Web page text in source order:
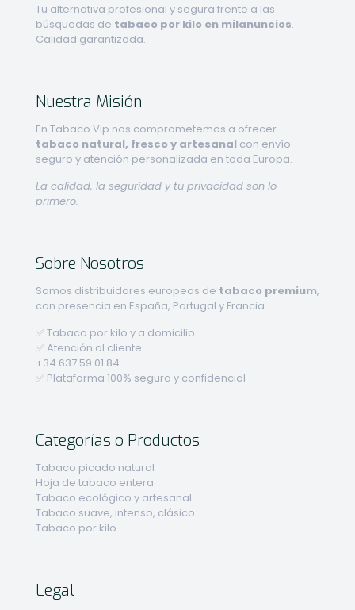
Tu alternativa profesional y segura frente a las
búsquedas de tabaco por kilo en milanuncios.
Calidad garantizada.
Nuestra Misión
En Tabaco.Vip nos comprometemos a ofrecer
tabaco natural, fresco y artesanal con envío
seguro y atención personalizada en toda Europa.
La calidad, la seguridad y tu privacidad son lo
primero.
Sobre Nosotros
Somos distribuidores europeos de tabaco premium,
con presencia en España, Portugal y Francia.
✅ Tabaco por kilo y a domicilio
✅ Atención al cliente:
+34 637 59 01 84
✅ Plataforma 100% segura y confidencial
Categorías o Productos
Tabaco picado natural
Hoja de tabaco entera
Tabaco ecológico y artesanal
Tabaco suave, intenso, clásico
Tabaco por kilo
Legal